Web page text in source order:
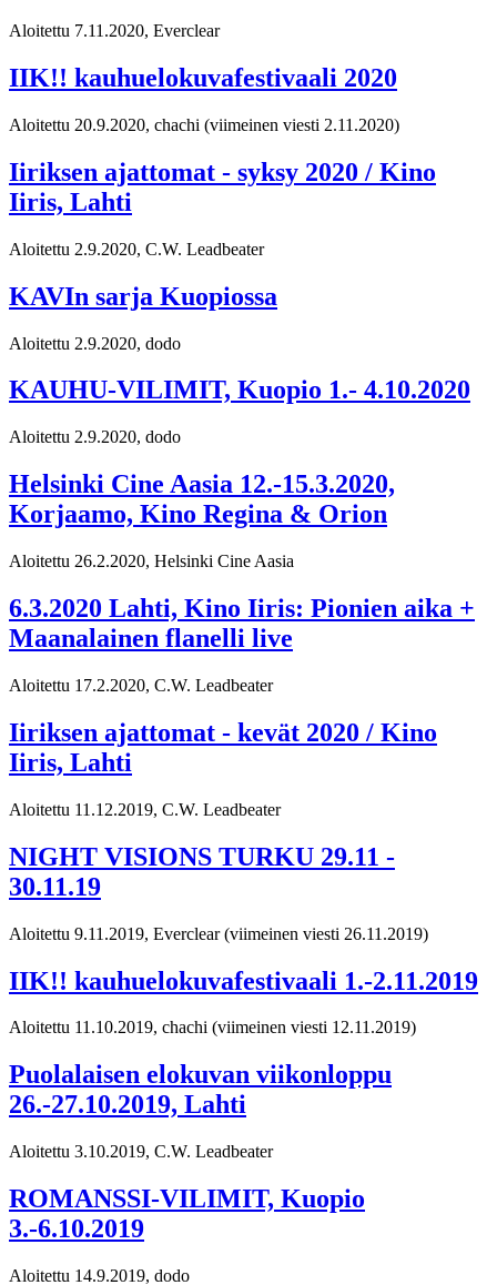
Aloitettu 7.11.2020, Everclear
IIK!! kauhuelokuvafestivaali 2020
Aloitettu 20.9.2020, chachi (viimeinen viesti 2.11.2020)
Iiriksen ajattomat - syksy 2020 / Kino
Iiris, Lahti
Aloitettu 2.9.2020, C.W. Leadbeater
KAVIn sarja Kuopiossa
Aloitettu 2.9.2020, dodo
KAUHU-VILIMIT, Kuopio 1.- 4.10.2020
Aloitettu 2.9.2020, dodo
Helsinki Cine Aasia 12.-15.3.2020,
Korjaamo, Kino Regina & Orion
Aloitettu 26.2.2020, Helsinki Cine Aasia
6.3.2020 Lahti, Kino Iiris: Pionien aika +
Maanalainen flanelli live
Aloitettu 17.2.2020, C.W. Leadbeater
Iiriksen ajattomat - kevät 2020 / Kino
Iiris, Lahti
Aloitettu 11.12.2019, C.W. Leadbeater
NIGHT VISIONS TURKU 29.11 -
30.11.19
Aloitettu 9.11.2019, Everclear (viimeinen viesti 26.11.2019)
IIK!! kauhuelokuvafestivaali 1.-2.11.2019
Aloitettu 11.10.2019, chachi (viimeinen viesti 12.11.2019)
Puolalaisen elokuvan viikonloppu
26.-27.10.2019, Lahti
Aloitettu 3.10.2019, C.W. Leadbeater
ROMANSSI-VILIMIT, Kuopio
3.-6.10.2019
Aloitettu 14.9.2019, dodo